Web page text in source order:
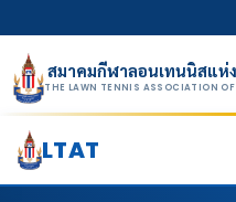
สมาคมกีฬาลอนเทนนิสแห่
THE LAWN TENNIS ASSOCIATION
LTAT